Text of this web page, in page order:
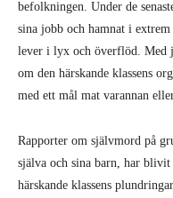
befolkningen. Under de
sina jobb och hamnat i
lever i lyx och överflöd. Med
om den härskande klassens
med ett mål mat varannan
Rapporter om självmord på
själva och sina barn, har
härskande klassens